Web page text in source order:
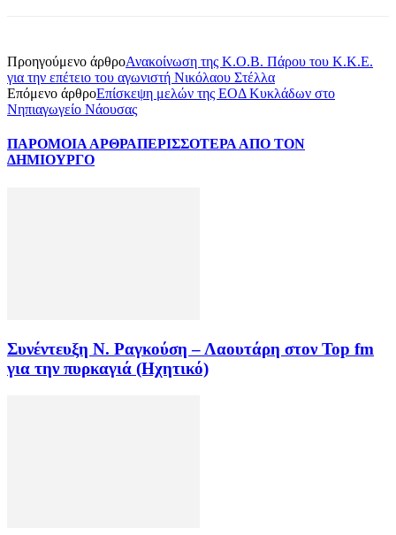
Προηγούμενο άρθροΑνακοίνωση της Κ.Ο.Β. Πάρου του Κ.Κ.Ε.
για την επέτειο του αγωνιστή Νικόλαου Στέλλα
Επόμενο άρθροΕπίσκεψη μελών της ΕΟΔ Κυκλάδων στο
Νηπιαγωγείο Νάουσας
ΠΑΡΟΜΟΙΑ ΑΡΘΡΑΠΕΡΙΣΣΟΤΕΡΑ ΑΠΟ ΤΟΝ
ΔΗΜΙΟΥΡΓΟ
Συνέντευξη Ν. Ραγκούση – Λαουτάρη στον Top fm
για την πυρκαγιά (Ηχητικό)